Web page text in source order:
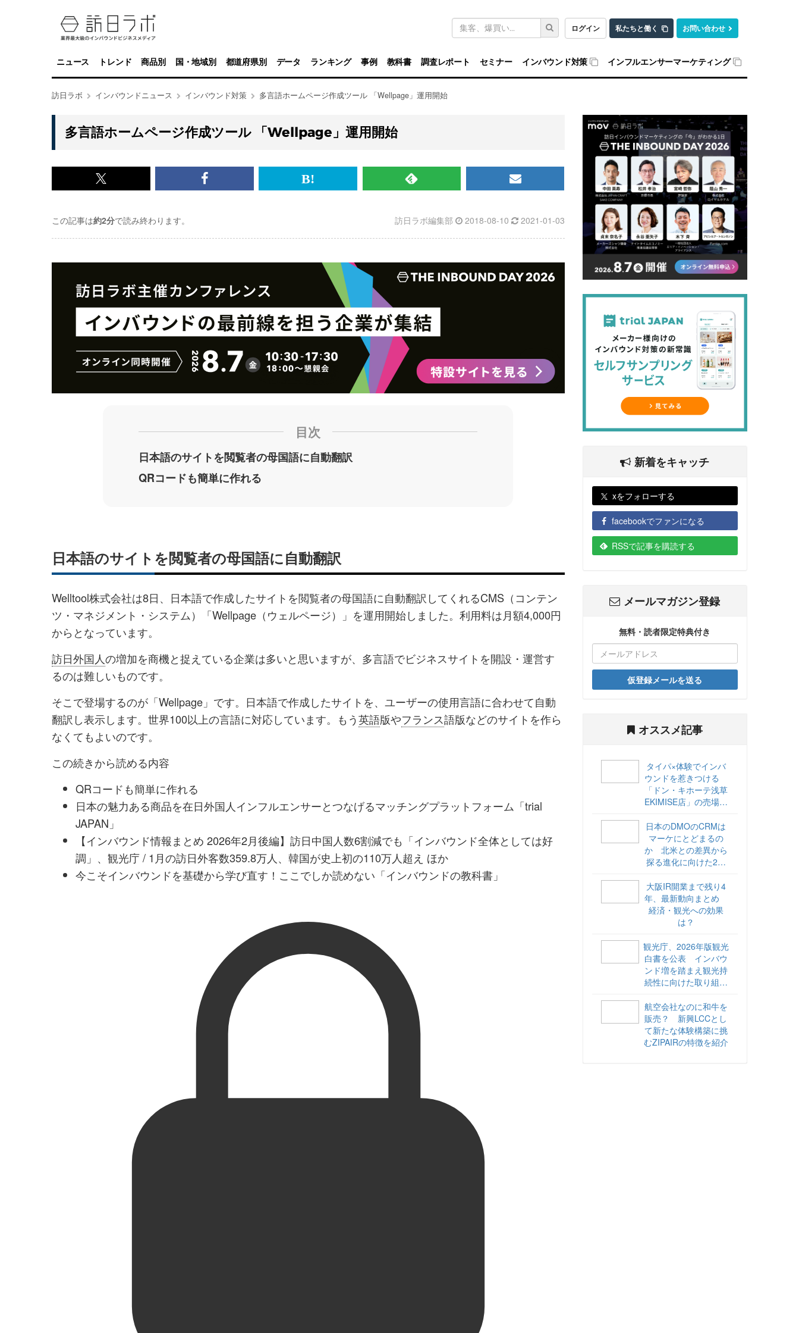
ログイン 私たちと働く お問い合わせ
キ
ワ
ド
検
索
ニュース トレンド 商品別 国・地域別 都道府県別 データ ランキング 事例 教科書 調査レポート セミナー インバウンド対策 インフルエンサーマーケティング
訪日ラボ インバウンドニュース インバウンド対策 多言語ホームページ作成ツール 「Wellpage」運用開始
多言語ホームページ作成ツール 「Wellpage」運用開始
x<br>
記
事
を
ェ
ア
す
る
Facebook<br>
事
を
ェ
ア
す
る
は
ブ
ッ
ー
ク
に
追
加
RSS
記
事
を
購
す
る
メ
マ
ガ
登
録
訪日ラボ編集部 2018-08-10 2021-01-03
この記事は約2分で読み終わります。
目次
日本語のサイトを閲覧者の母国語に自動翻訳
QRコードも簡単に作れる
日本語のサイトを閲覧者の母国語に自動翻訳
Welltool株式会社は8日、日本語で作成したサイトを閲覧者の母国語に自動翻訳してくれるCMS（コンテン
ツ・マネジメント・システム）「Wellpage（ウェルページ）」を運用開始しました。利用料は月額4,000円
からとなっています。
訪日外国人の増加を商機と捉えている企業は多いと思いますが、多言語でビジネスサイトを開設・運営す
るのは難しいものです。
そこで登場するのが「Wellpage」です。日本語で作成したサイトを、ユーザーの使用言語に合わせて自動
翻訳し表示します。世界100以上の言語に対応しています。もう英語版やフランス語版などのサイトを作ら
なくてもよいのです。
この続きから読める内容
QRコードも簡単に作れる
日本の魅力ある商品を在日外国人インフルエンサーとつなげるマッチングプラットフォーム「trial
JAPAN」
【インバウンド情報まとめ 2026年2月後編】訪日中国人数6割減でも「インバウンド全体としては好
調」、観光庁 / 1月の訪日外客数359.8万人、韓国が史上初の110万人超え ほか
今こそインバウンドを基礎から学び直す！ここでしか読めない「インバウンドの教科書」
新着をキャッチ
xをフォローする
facebookでファンになる
RSSで記事を購読する
メールマガジン登録
無料・読者限定特典付き
仮登録メールを送る
オススメ記事
タイパ×体験でインバ
ウンドを惹きつける
「ドン・キホーテ浅草
EKIMISE店」の売場づ
日本のDMOのCRMは
マーケにとどまるの
か 北米との差異から
探る進化に向けた2ス
海外DMOのリアル
vol.6】
大阪IR開業まで残り4
年、最新動向まとめ
経済・観光への効果
は？
観光庁、2026年版観光
白書を公表 インバウ
ンド増を踏まえ観光持
続性に向けた取り組み
航空会社なのに和牛を
販売？ 新興LCCとし
て新たな体験構築に挑
むZIPAIRの特徴を紹介